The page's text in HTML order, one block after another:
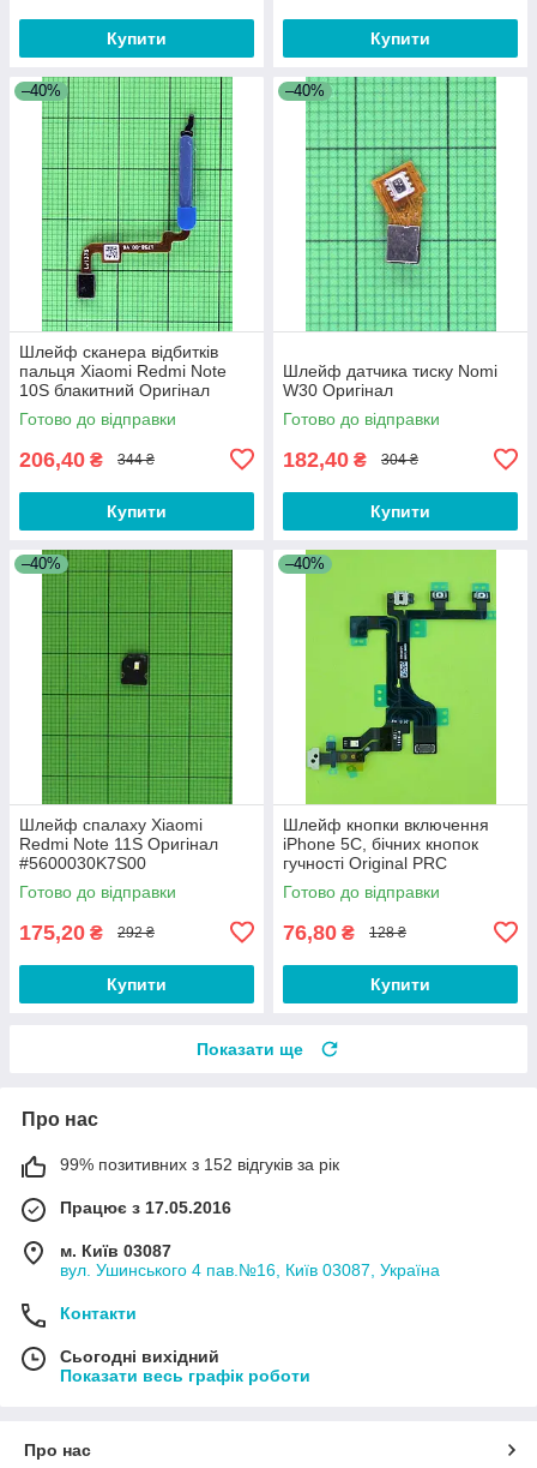
Купити Купити
–40%
Шлейф сканера відбитків
пальця Xiaomi Redmi Note
10S блакитний Оригінал
#490100004P5F
Готово до відправки
206,40 ₴ 344 ₴
Купити
–40%
Шлейф датчика тиску Nomi
W30 Оригінал
Готово до відправки
182,40 ₴ 304 ₴
Купити
–40%
Шлейф спалаху Xiaomi
Redmi Note 11S Оригінал
#5600030K7S00
Готово до відправки
175,20 ₴ 292 ₴
Купити
–40%
Шлейф кнопки включення
iPhone 5C, бічних кнопок
гучності Original PRC
Готово до відправки
76,80 ₴ 128 ₴
Купити
Показати ще
Про нас
99% позитивних з 152 відгуків за рік
Працює з 17.05.2016
м. Київ 03087
вул. Ушинського 4 пав.№16, Київ 03087, Україна
Контакти
Сьогодні вихідний
Показати весь графік роботи
Про нас